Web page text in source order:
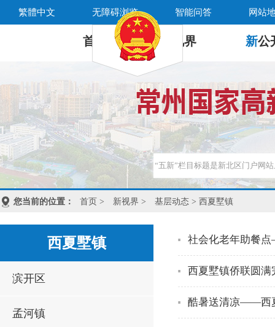
繁體中文 无障碍浏览 智能问答 网站
首 页 新 视界 新公
您当前的位置： 首页 > 新视界 > 基层动态 > 西夏墅镇
西夏墅镇
滨开区
孟河镇
社会化老年助餐
西夏墅镇侨联圆满
酷暑送清凉——西